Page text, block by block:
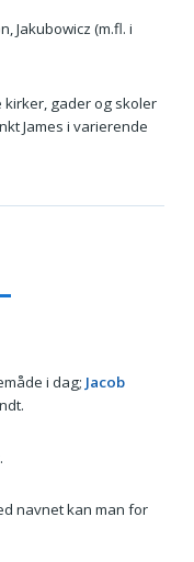
Jakubowicz (m.fl. i
gader og skoler
James i varierende
i dag; Jacob
.
navnet kan man for